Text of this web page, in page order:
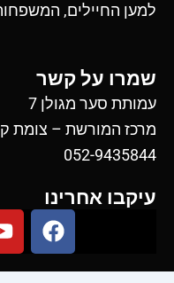
למען החיילים,
שמרו על קשר
עמותת סער מגולן 7
מרכז המורשת – צומת
052-9435844
עיקבו אחרינו
F
a
c